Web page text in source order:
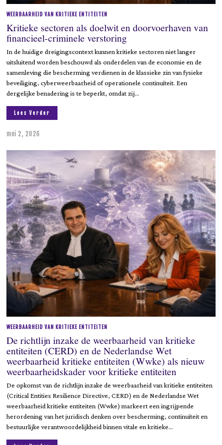
WEERBAARHEID VAN KRITIEKE ENTITEITEN
Kritieke sectoren als doelwit en doorvoerhaven van
financieel-criminele verstoring
In de huidige dreigingscontext kunnen kritieke sectoren niet langer
uitsluitend worden beschouwd als onderdelen van de economie en de
samenleving die bescherming verdienen in de klassieke zin van fysieke
beveiliging, cyberweerbaarheid of operationele continuïteit. Een
dergelijke benadering is te beperkt, omdat zij…
Lees Verder
mei 2, 2026
i
2
0
2
6
WEERBAARHEID VAN KRITIEKE ENTITEITEN
De richtlijn inzake de weerbaarheid van kritieke
entiteiten (CERD) en de Nederlandse Wet
weerbaarheid kritieke entiteiten (Wwke) als nieuw
weerbaarheidskader voor kritieke entiteiten
De opkomst van de richtlijn inzake de weerbaarheid van kritieke entiteiten
(Critical Entities Resilience Directive, CERD) en de Nederlandse Wet
weerbaarheid kritieke entiteiten (Wwke) markeert een ingrijpende
herordening van het juridisch denken over bescherming, continuïteit en
bestuurlijke verantwoordelijkheid binnen vitale en kritieke…